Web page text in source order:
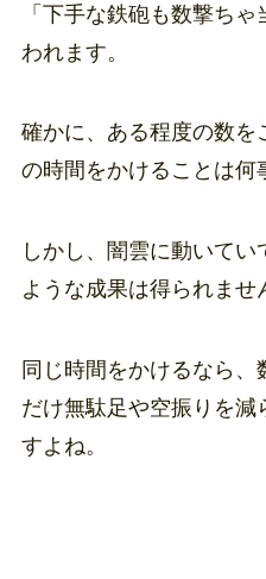
「下手な鉄砲も数撃ち
われます。
確かに、ある程度の数を
の時間をかけることは何
しかし、闇雲に動いてい
ような成果は得られませ
同じ時間をかけるなら
だけ無駄足や空振りを減
すよね。